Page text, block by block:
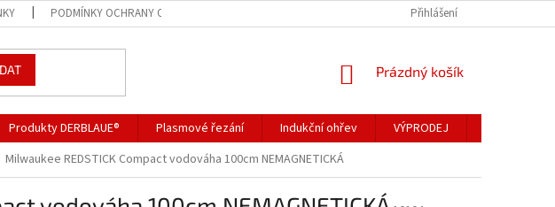
PODMÍNKY OCHRANY OSOBNÍCH ÚDAJŮ Přihlášení
NÁKUPNÍ
Prázdný košík
Produkty DERBLAUE® Plasmové řezání Indukční ohřev VÝPRODEJ
Milwaukee REDSTICK Compact vodováha 100cm NEMAGNETICKÁ